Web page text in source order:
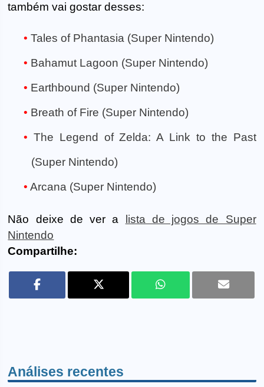
também vai gostar desses:
Tales of Phantasia (Super Nintendo)
Bahamut Lagoon (Super Nintendo)
Earthbound (Super Nintendo)
Breath of Fire (Super Nintendo)
The Legend of Zelda: A Link to the Past
(Super Nintendo)
Arcana (Super Nintendo)
Não deixe de ver a lista de jogos de Super
Nintendo
Compartilhe:
Análises recentes